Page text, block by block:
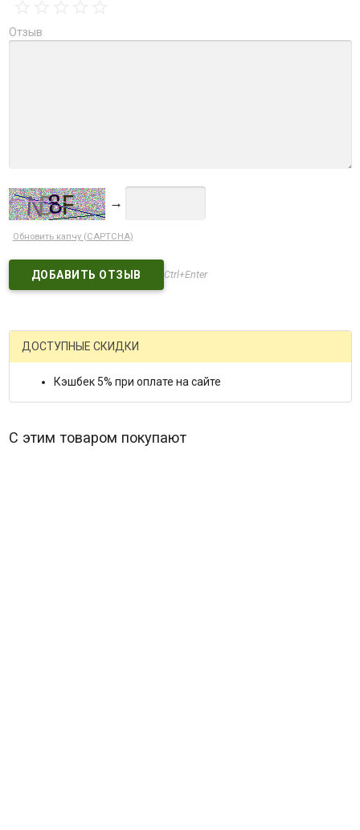
Отзыв
→
Обновить капчу (CAPTCHA)
Ctrl+Enter
ДОСТУПНЫЕ СКИДКИ
Кэшбек 5% при оплате на сайте
С этим товаром покупают